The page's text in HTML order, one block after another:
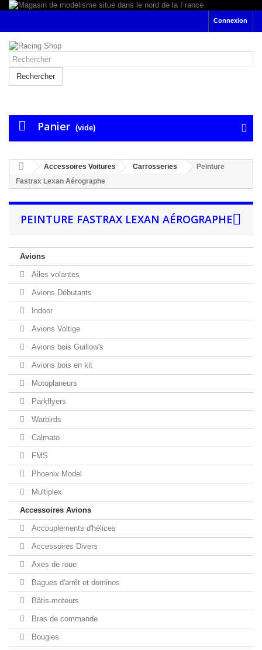
Connexion
Rechercher
Panier (vide)
Accessoires Voitures Carrosseries
Peinture
Fastrax Lexan Aérographe
PEINTURE FASTRAX LEXAN AÉROGRAPHE
Avions
Ailes volantes
Avions Débutants
Indoor
Avions Voltige
Avions bois Guillow's
Avions bois en kit
Motoplaneurs
Parkflyers
Warbirds
Calmato
FMS
Phoenix Model
Multiplex
Accessoires Avions
Accouplements d'hélices
Accessoires Divers
Axes de roue
Bagues d'arrêt et dominos
Bâtis-moteurs
Bras de commande
Bougies